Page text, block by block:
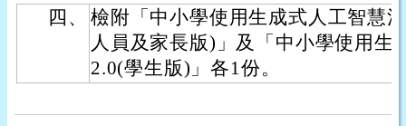
四、
檢附「中小學使用生成式人工智慧
人員及家長版)」及「中小學使用生
2.0(學生版)」各1份。